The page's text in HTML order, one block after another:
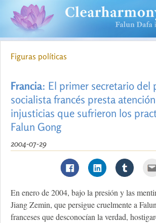
Figuras políticas
Francia: El primer secretario del
socialista francés presta
injusticias que sufrieron los
Falun Gong
2004-07-29
En enero de 2004, bajo la presión y las
Jiang Zemin, que persigue cruelmente a
franceses que desconocían la verdad,